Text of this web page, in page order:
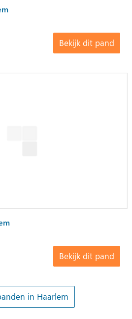
Bekijk dit pand
Bekijk dit pand
in Haarlem